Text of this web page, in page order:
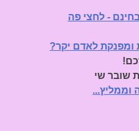
- לחצי פה
ומפנקת לאדם יקר?
שובר שי
וממליץ...